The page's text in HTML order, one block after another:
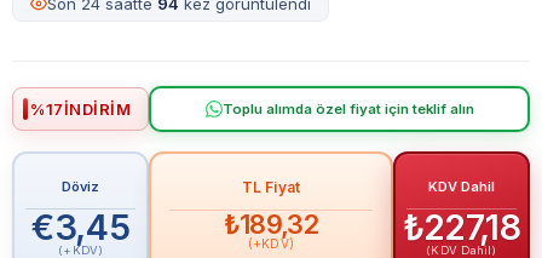
%17İNDIRIM Toplu alımda özel fiyat için teklif alın
Döviz
€3,45
(+KDV)
TL Fiyat
₺189,32
(+KDV)
KDV Dahil
₺227,18
(KDV Dahil)